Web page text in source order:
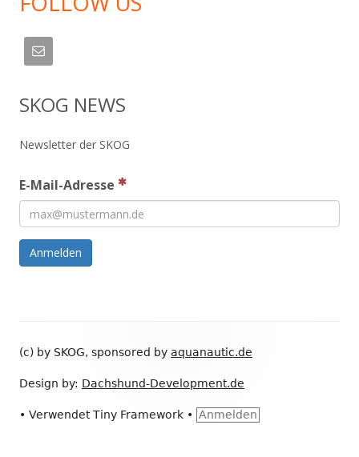
SKOG NEWS
Newsletter der SKOG
E-Mail-Adresse
Anmelden
Inhalt
(c) by SKOG, sponsored by aquanautic.de
Design by: Dachshund-Development.de
• VerwendetTiny Framework • Anmelden